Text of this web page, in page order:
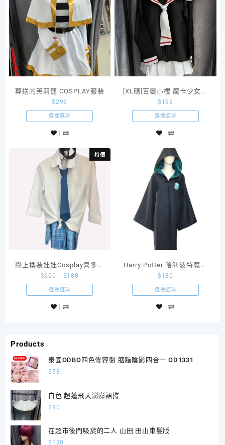
葬送的芙莉蓮 COSPLAY服裝
$299
選擇選項
[XL碼]百變小櫻 魔卡少女櫻
木之木櫻知世冬季長袖校服
$ 199
選擇選項
特價
戀上換裝娃娃Cosplay喜多川
海夢校服制服jk服更衣人偶墜
入愛河
$220 $180
選擇選項
Harry Potter 哈利波特魔法
袍 霍格華茲 史萊哲林綠色制
服外袍連領帶
$ 180
選擇選項
Products
泰國ODBO四色修容盤 胭脂陰影四合一 OD1331
$78
白色 超蓬飛天澎澎裙撐
$90
在超市後門吸菸的二人 山田 田山束髮版
$ 130